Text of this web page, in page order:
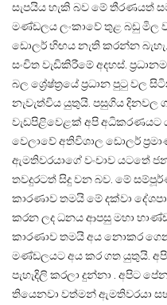
සැපයිය හැකි බව මේ තීරණයත්
මණ්ඩලය ලංකාවේ තුළ බඩු මිල
ඩොලර් හිඟය නැති කරන්න බැහැ.
සංචිත වැඩිකිරීමේ අදහස්.
බල ශ්‍රේෂ්ත්‍රයේ ප්‍රධාන පුටු වල
නැවැත්විය යුතුයි. පසුගිය
වැඩපිළිවෙළක් අපි අධිකරණයට
වෙලාවේ අතිවිශාල ඩොලර්
ඇමතිවරයාගේ වංචාව යටතේ
තවදුරටත් සිදු වන බව. මේ
කාරණාව තමයි මේ දක්වා
කරන ලද ධනය ආපසු මහා
කාරණාව තමයි අය නොකර
මණ්ඩලයට අය කර ගත යුතුයි.
පැහැදිලි කරලා දුන්නා . අපිට
තියෙනවා වත්මන් ඇමතිවරයා